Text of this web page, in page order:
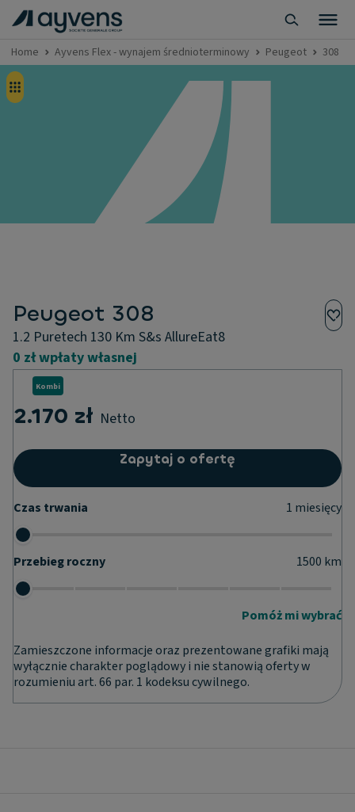
Home Ayvens Flex - wynajem średnioterminowy Peugeot 308
Peugeot 308
1.2 Puretech 130 Km S&s AllureEat8
0 zł wpłaty własnej
Kombi
2.170 zł Netto
Zapytaj o ofertę
Czas trwania 1 miesięcy
Przebieg roczny 1500 km
Pomóż mi wybrać
Zamieszczone informacje oraz prezentowane grafiki mają
wyłącznie charakter poglądowy i nie stanowią oferty w
rozumieniu art. 66 par. 1 kodeksu cywilnego.